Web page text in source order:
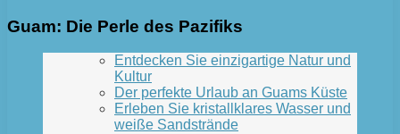
Guam: Die Perle des Pazifiks
Entdecken Sie einzigartige Natur und
Kultur
Der perfekte Urlaub an Guams Küste
Erleben Sie kristallklares Wasser und
weiße Sandstrände